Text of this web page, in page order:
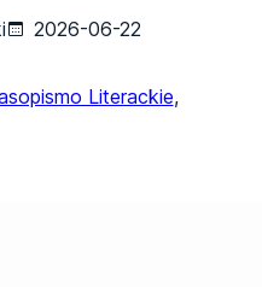
2026-06-22
Literackie,